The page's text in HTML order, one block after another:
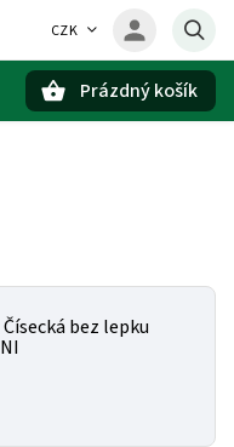
CZK
Prázdný košík
bez lepku